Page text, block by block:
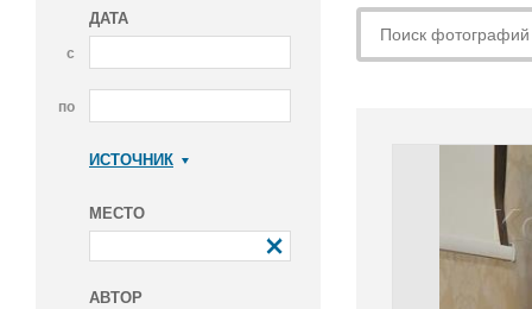
ДАТА
с
по
ИСТОЧНИК
МЕСТО
АВТОР